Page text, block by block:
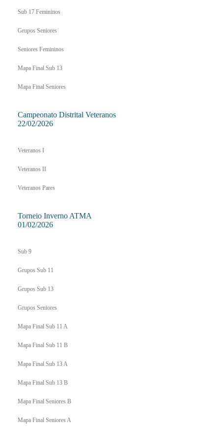
Sub 17 Femininos
Grupos Seniores
Seniores Femininos
Mapa Final Sub 13
Mapa Final Seniores
Campeonato Distrital Veteranos
22/02/2026
Veteranos I
Veteranos II
Veteranos Pares
Torneio Inverno ATMA
01/02/2026
Sub 9
Grupos Sub 11
Grupos Sub 13
Grupos Seniores
Mapa Final Sub 11 A
Mapa Final Sub 11 B
Mapa Final Sub 13 A
Mapa Final Sub 13 B
Mapa Final Seniores B
Mapa Final Seniores A